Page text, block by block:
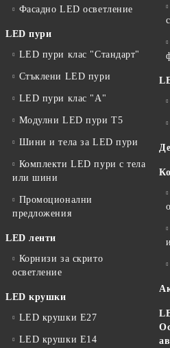
Фасадно LED осветление
LED пури
LED пури клас "Стандарт"
Стъклени LED пури
LED пури клас "А"
Модулни LED пури T5
Шини и тела за LED пури
Комплекти LED пури с тела
или шини
Промоционални
предложения
LED ленти
Корнизи за скрито
осветление
LED крушки
LED крушки E27
LED крушки E14